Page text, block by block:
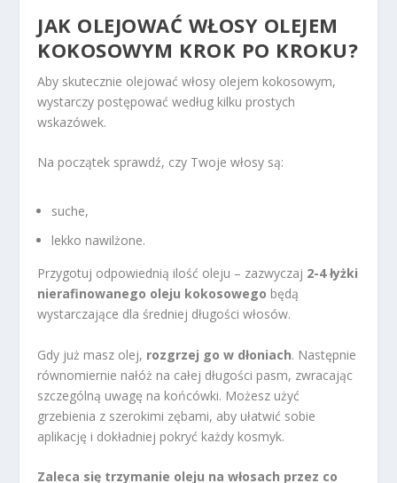
JAK OLEJOWAĆ WŁOSY OLEJEM
KOKOSOWYM KROK PO KROKU?
Aby skutecznie olejować włosy olejem kokosowym,
wystarczy postępować według kilku prostych
wskazówek.
Na początek sprawdź, czy Twoje włosy są:
suche,
lekko nawilżone.
Przygotuj odpowiednią ilość oleju – zazwyczaj 2-4 łyżki
nierafinowanego oleju kokosowego będą
wystarczające dla średniej długości włosów.
Gdy już masz olej, rozgrzej go w dłoniach. Następnie
równomiernie nałóż na całej długości pasm, zwracając
szczególną uwagę na końcówki. Możesz użyć
grzebienia z szerokimi zębami, aby ułatwić sobie
aplikację i dokładniej pokryć każdy kosmyk.
Zaleca się trzymanie oleju na włosach przez co